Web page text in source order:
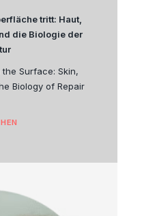
tritt: Haut,
die Biologie der
Surface: Skin,
Biology of Repair